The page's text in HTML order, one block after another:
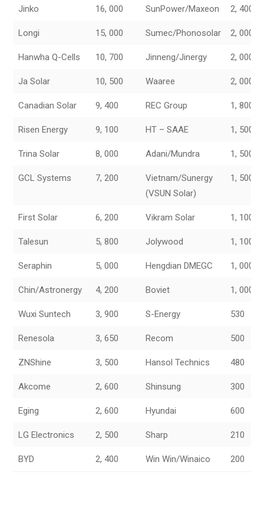
Jinko 16, 000 SunPower/Maxeon 2, 400
Longi 15, 000 Sumec/Phonosolar 2, 000
Hanwha Q-Cells 10, 700 Jinneng/Jinergy 2, 000
Ja Solar 10, 500 Waaree 2, 000
Canadian Solar 9, 400 REC Group 1, 800
Risen Energy 9, 100 HT – SAAE 1, 500
Trina Solar 8, 000 Adani/Mundra 1, 500
GCL Systems 7, 200
Vietnam/Sunergy
(VSUN Solar)
1, 500
First Solar 6, 200 Vikram Solar 1, 100
Talesun 5, 800 Jolywood 1, 100
Seraphin 5, 000 Hengdian DMEGC 1, 000
Chin/Astronergy 4, 200 Boviet 1, 000
Wuxi Suntech 3, 900 S-Energy 530
Renesola 3, 650 Recom 500
ZNShine 3, 500 Hansol Technics 480
Akcome 2, 600 Shinsung 300
Eging 2, 600 Hyundai 600
LG Electronics 2, 500 Sharp 210
BYD 2, 400 Win Win/Winaico 200